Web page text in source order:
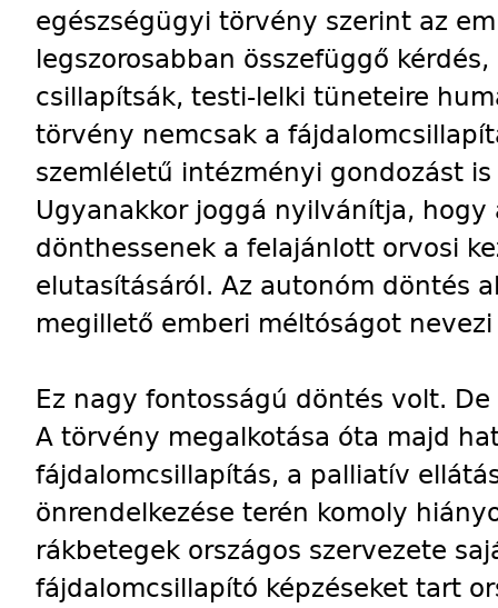
egészségügyi törvény szerint az
legszorosabban összefüggő
csillapítsák, testi-lelki tüneteire
törvény nemcsak a
szemléletű intézményi gondozást
Ugyanakkor joggá nyilvánítja, hogy
dönthessenek a felajánlott orvosi
elutasításáról. Az autonóm döntés
megillető emberi méltóságot
Ez nagy fontosságú döntés volt.
A törvény megalkotása óta majd
fájdalomcsillapítás, a palliatív
önrendelkezése terén komoly
rákbetegek országos szervezete
fájdalomcsillapító képzéseket tart